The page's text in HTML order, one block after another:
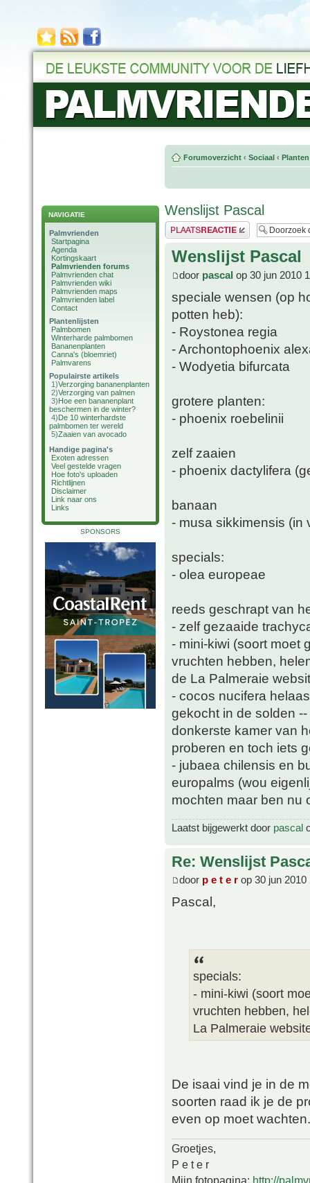
NAVIGATIE
Palmvrienden
Startpagina
Agenda
Kortingskaart
Palmvrienden forums
Palmvrienden chat
Palmvrienden wiki
Palmvrienden maps
Palmvrienden label
Contact
Plantenlijsten
Palmbomen
Winterharde palmbomen
Bananenplanten
Canna's (bloemriet)
Palmvarens
Populairste artikels
1)Verzorging bananenplanten
2)Verzorging van palmen
3)Hoe een bananenplant
beschermen in de winter?
4)De 10 winterhardste
palmbomen ter wereld
5)Zaaien van avocado
Handige pagina's
Exoten adressen
Veel gestelde vragen
Hoe foto's uploaden
Richtlijnen
Disclaimer
Link naar ons
Links
SPONSORS
Forumoverzicht ‹ Sociaal ‹
Wenslijst Pascal
Plaats een reactie
Wenslijst Pascal
door pascal op 30 jun 2010
speciale wensen (op
potten heb):
- Roystonea regia
- Archontophoenix
- Wodyetia bifurcata
grotere planten:
- phoenix roebelinii
zelf zaaien
- phoenix dactylifera
banaan
- musa sikkimensis (in
specials:
- olea europeae
reeds geschrapt van
- zelf gezaaide
- mini-kiwi (soort moet
vruchten hebben,
de La Palmeraie
- cocos nucifera
gekocht in de solden
donkerste kamer van
proberen en toch iets
- jubaea chilensis en
europalms (wou
mochten maar ben nu
Laatst bijgewerkt door pascal
Re: Wenslijst
door p e t e r op 30 jun 2010
Pascal,
specials:
- mini-kiwi (soort
vruchten hebben,
La Palmeraie
De isaai vind je in de
soorten raad ik je de
even op moet wachten.
Groetjes,
P e t e r